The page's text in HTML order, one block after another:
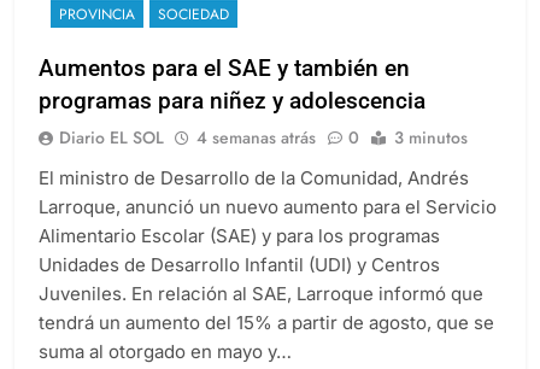
PROVINCIA SOCIEDAD
Aumentos para el SAE y también en
programas para niñez y adolescencia
Diario EL SOL 4 semanas atrás 0 3 minutos
El ministro de Desarrollo de la Comunidad, Andrés
Larroque, anunció un nuevo aumento para el Servicio
Alimentario Escolar (SAE) y para los programas
Unidades de Desarrollo Infantil (UDI) y Centros
Juveniles. En relación al SAE, Larroque informó que
tendrá un aumento del 15% a partir de agosto, que se
suma al otorgado en mayo y…